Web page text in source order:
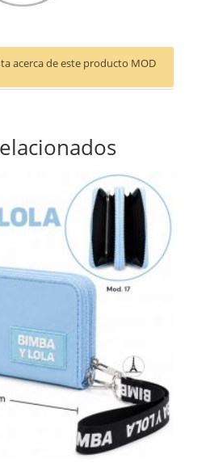
acerca de este producto MOD